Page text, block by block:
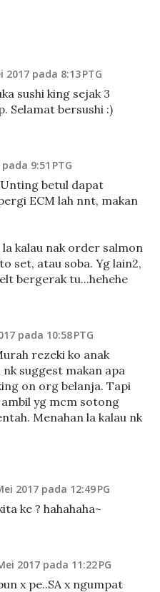
2017 pada 8:13 PTG
sushi king sejak 3
Selamat bersushi :)
9:51 PTG
betul dapat
ECM lah nnt, makan
la kalau nak order salmon
set, atau soba. Yg lain2,
bergerak tu...hehehe
pada 10:58 PTG
rezeki ko anak
suggest makan apa
on org belanja. Tapi
yg mcm sotong
Menahan la kalau nk
2017 pada 12:49 PG
ke ? hahahaha~
2017 pada 11:22 PG
x pe..SA x ngumpat